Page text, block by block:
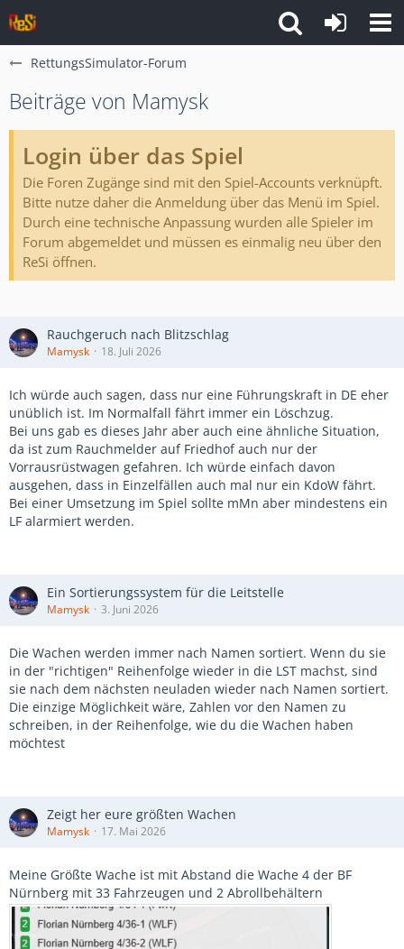
RettungsSimulator-Forum
Beiträge von Mamysk
Login über das Spiel
Die Foren Zugänge sind mit den Spiel-Accounts verknüpft.
Bitte nutze daher die Anmeldung über das Menü im Spiel.
Durch eine technische Anpassung wurden alle Spieler im
Forum abgemeldet und müssen es einmalig neu über den
ReSi öffnen.
Rauchgeruch nach Blitzschlag
Mamysk 18. Juli 2026
Ich würde auch sagen, dass nur eine Führungskraft in DE eher
unüblich ist. Im Normalfall fährt immer ein Löschzug.
Bei uns gab es dieses Jahr aber auch eine ähnliche Situation,
da ist zum Rauchmelder auf Friedhof auch nur der
Vorrausrüstwagen gefahren. Ich würde einfach davon
ausgehen, dass in Einzelfällen auch mal nur ein KdoW fährt.
Bei einer Umsetzung im Spiel sollte mMn aber mindestens ein
LF alarmiert werden.
Ein Sortierungssystem für die Leitstelle
Mamysk 3. Juni 2026
Die Wachen werden immer nach Namen sortiert. Wenn du sie
in der "richtigen" Reihenfolge wieder in die LST machst, sind
sie nach dem nächsten neuladen wieder nach Namen sortiert.
Die einzige Möglichkeit wäre, Zahlen vor den Namen zu
schreiben, in der Reihenfolge, wie du die Wachen haben
möchtest
Zeigt her eure größten Wachen
Mamysk 17. Mai 2026
Meine Größte Wache ist mit Abstand die Wache 4 der BF
Nürnberg mit 33 Fahrzeugen und 2 Abrollbehältern